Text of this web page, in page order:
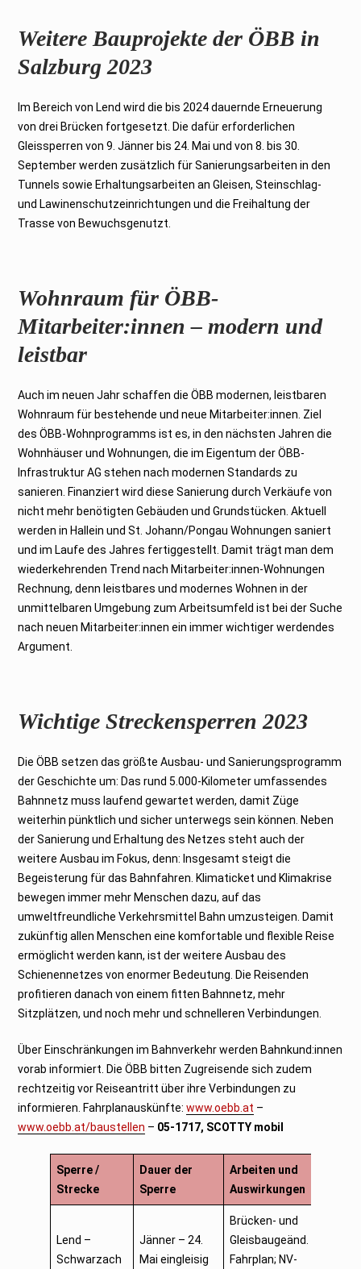
Weitere Bauprojekte der ÖBB in
Salzburg 2023
Im Bereich von Lend wird die bis 2024 dauernde Erneuerung
von drei Brücken fortgesetzt. Die dafür erforderlichen
Gleissperren von 9. Jänner bis 24. Mai und von 8. bis 30.
September werden zusätzlich für Sanierungsarbeiten in den
Tunnels sowie Erhaltungsarbeiten an Gleisen, Steinschlag-
und Lawinenschutzeinrichtungen und die Freihaltung der
Trasse von Bewuchsgenutzt.
Wohnraum für ÖBB-
Mitarbeiter:innen – modern und
leistbar
Auch im neuen Jahr schaffen die ÖBB modernen, leistbaren
Wohnraum für bestehende und neue Mitarbeiter:innen. Ziel
des ÖBB-Wohnprogramms ist es, in den nächsten Jahren die
Wohnhäuser und Wohnungen, die im Eigentum der ÖBB-
Infrastruktur AG stehen nach modernen Standards zu
sanieren. Finanziert wird diese Sanierung durch Verkäufe von
nicht mehr benötigten Gebäuden und Grundstücken. Aktuell
werden in Hallein und St. Johann/Pongau Wohnungen saniert
und im Laufe des Jahres fertiggestellt. Damit trägt man dem
wiederkehrenden Trend nach Mitarbeiter:innen-Wohnungen
Rechnung, denn leistbares und modernes Wohnen in der
unmittelbaren Umgebung zum Arbeitsumfeld ist bei der Suche
nach neuen Mitarbeiter:innen ein immer wichtiger werdendes
Argument.
Wichtige Streckensperren 2023
Die ÖBB setzen das größte Ausbau- und Sanierungsprogramm
der Geschichte um: Das rund 5.000-Kilometer umfassendes
Bahnnetz muss laufend gewartet werden, damit Züge
weiterhin pünktlich und sicher unterwegs sein können. Neben
der Sanierung und Erhaltung des Netzes steht auch der
weitere Ausbau im Fokus, denn: Insgesamt steigt die
Begeisterung für das Bahnfahren. Klimaticket und Klimakrise
bewegen immer mehr Menschen dazu, auf das
umweltfreundliche Verkehrsmittel Bahn umzusteigen. Damit
zukünftig allen Menschen eine komfortable und flexible Reise
ermöglicht werden kann, ist der weitere Ausbau des
Schienennetzes von enormer Bedeutung. Die Reisenden
profitieren danach von einem fitten Bahnnetz, mehr
Sitzplätzen, und noch mehr und schnelleren Verbindungen.
Über Einschränkungen im Bahnverkehr werden Bahnkund:innen
vorab informiert. Die ÖBB bitten Zugreisende sich zudem
rechtzeitig vor Reiseantritt über ihre Verbindungen zu
informieren. Fahrplanauskünfte:www.oebb.at –
www.oebb.at/baustellen – 05-1717, SCOTTY mobil
Sperre /
Strecke
Dauer der
Sperre
Arbeiten und
Auswirkungen
Lend –
Schwarzach
Jänner – 24.
Mai eingleisig
Brücken- und
Gleisbaugeänd.
Fahrplan; NV-